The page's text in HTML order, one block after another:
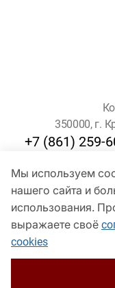
Мы используем
нашего сайта и
использования.
выражаете своё
cookies
350000, г.
+7 (861) 259-
Для
©
Сетевое издание
службой по надзору в
и массовых
Пашковская, 2).